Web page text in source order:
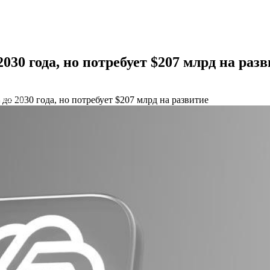
года, но потребует $207 млрд на
облако
2030 года, но потребует $207 млрд на развитие